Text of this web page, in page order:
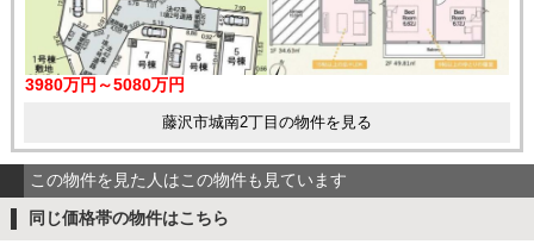
3980万円～5080万円
藤沢市城南2丁目の物件を見る
この物件を見た人はこの物件も見ています
同じ価格帯の物件はこちら